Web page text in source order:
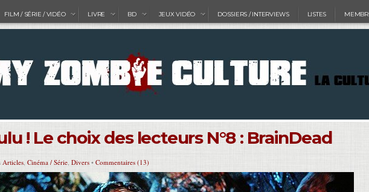
FILM / SÉRIE / VIDÉO LIVRE BD JEUX VIDÉO DOSSIERS / INTERVIEWS LISTES
! Le choix des lecteurs N°8 : BrainDead
Articles, Cinéma / Série, Divers • Commentaires (13)